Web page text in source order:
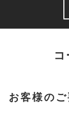
お客様の